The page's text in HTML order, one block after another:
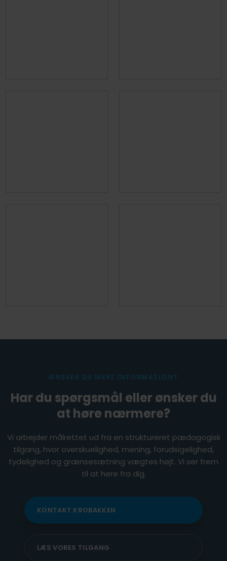
ØNSKER DU MERE INFORMATION?
Har du spørgsmål eller ønsker du
at høre nærmere?
Vi arbejder målrettet ud fra en struktureret pædagogisk
tilgang, hvor overskuelighed, mening, forudsigelighed,
tydelighed og grænsesætning vægtes højt. Vi ser frem
til at høre fra dig.
KONTAKT KROBAKKEN​
LÆS VORES TILGANG